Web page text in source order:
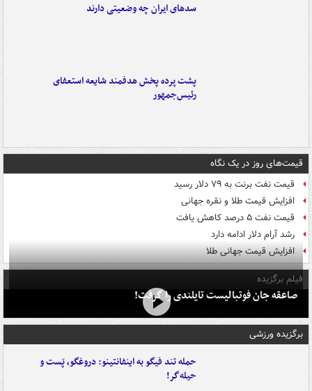
سدهای ایران چه وضعیتی دارند
پشت پرده پخش هدفمند شایعه استعفای
رئیس‌جمهور
قیمت‌های روز در یک نگاه
قیمت نفت برنت به ۷۹ دلار رسید
افزایش قیمت طلا و نقره جهانی
قیمت نفت ۵ درصد کاهش یافت
رشد آرام دلار ادامه دارد
افزایش قیمت جهانی طلا
فیلم برگزیده
صاعقه جان فوتبالیست تایلندی را گرفت!
برگزیده ورزشی
حمله تند فیگو به اینفانتینو: دروغگو، پَست‌ و
حیله‌گر!